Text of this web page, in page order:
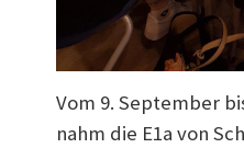
Vom 9. September
nahm die E1a von